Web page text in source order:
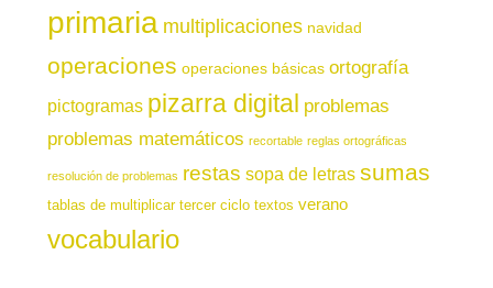
primaria multiplicaciones navidad
operaciones operaciones básicas ortografía
pictogramas pizarra digital problemas
problemas matemáticos recortable reglas ortográficas
resolución de problemas restas sopa de letras sumas
tablas de multiplicar tercer ciclo textos verano
vocabulario